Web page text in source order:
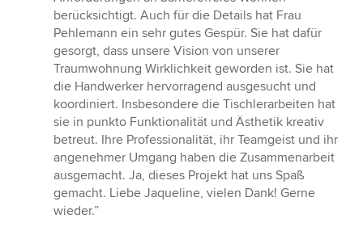
berücksichtigt. Auch für die Details hat Frau
Pehlemann ein sehr gutes Gespür. Sie hat dafür
gesorgt, dass unsere Vision von unserer
Traumwohnung Wirklichkeit geworden ist. Sie hat
die Handwerker hervorragend ausgesucht und
koordiniert. Insbesondere die Tischlerarbeiten hat
sie in punkto Funktionalität und Ästhetik kreativ
betreut. Ihre Professionalität, ihr Teamgeist und ihr
angenehmer Umgang haben die Zusammenarbeit
ausgemacht. Ja, dieses Projekt hat uns Spaß
gemacht. Liebe Jaqueline, vielen Dank! Gerne
wieder.”